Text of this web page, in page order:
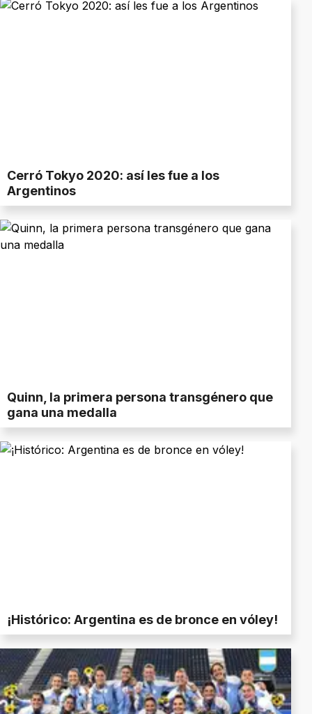
Cerró Tokyo 2020: así les fue a los
Argentinos
Quinn, la primera persona transgénero que
gana una medalla
¡Histórico: Argentina es de bronce en vóley!